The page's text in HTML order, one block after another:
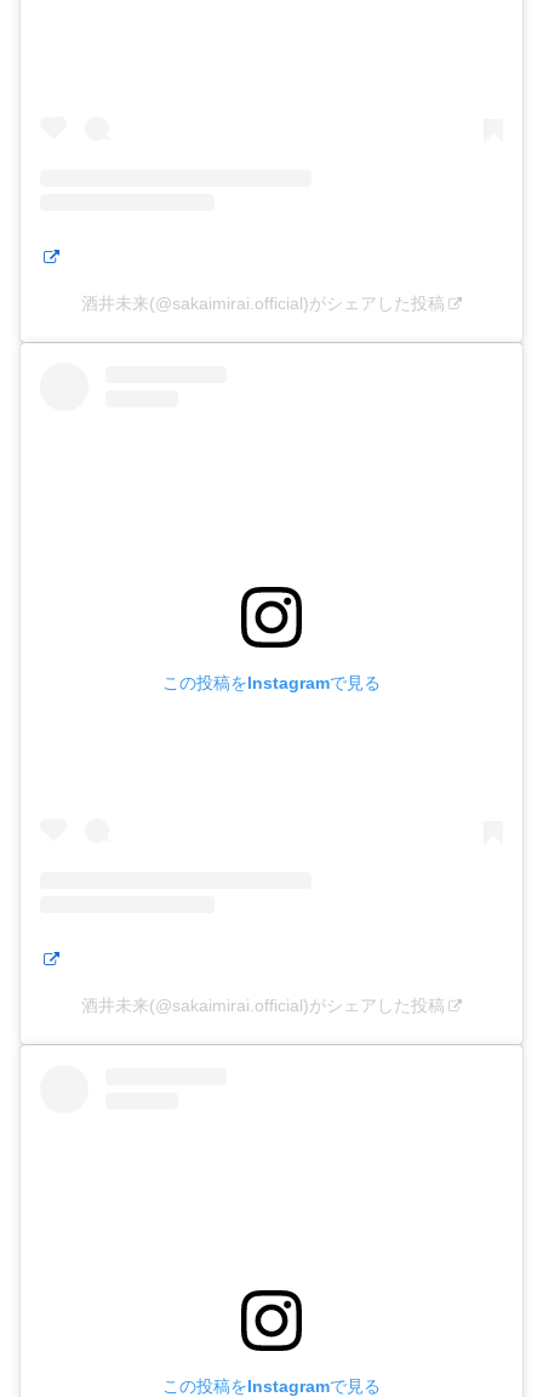
酒井未来(@sakaimirai.official)がシェアした投稿
この投稿をInstagramで見る
酒井未来(@sakaimirai.official)がシェアした投稿
この投稿をInstagramで見る